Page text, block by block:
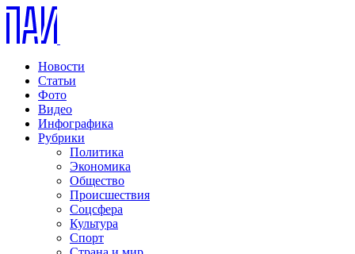
Новости
Статьи
Фото
Видео
Инфографика
Рубрики
Политика
Экономика
Общество
Происшествия
Соцсфера
Культура
Спорт